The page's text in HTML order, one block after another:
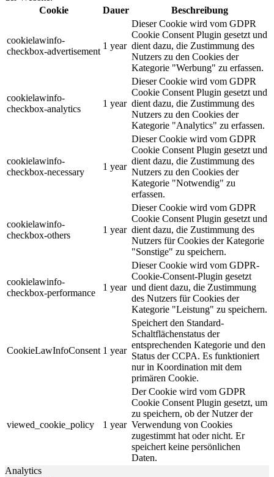
Cookie
Dauer Beschreibung
cookielawinfo-
checkbox-advertisement
1 year
Dieser Cookie wird vom GDPR
Cookie Consent Plugin gesetzt und
dient dazu, die Zustimmung des
Nutzers zu den Cookies der
Kategorie "Werbung" zu erfassen.
cookielawinfo-
checkbox-analytics
1 year
Dieser Cookie wird vom GDPR
Cookie Consent Plugin gesetzt und
dient dazu, die Zustimmung des
Nutzers zu den Cookies der
Kategorie "Analytics" zu erfassen.
cookielawinfo-
checkbox-necessary
1 year
Dieser Cookie wird vom GDPR
Cookie Consent Plugin gesetzt und
dient dazu, die Zustimmung des
Nutzers zu den Cookies der
Kategorie "Notwendig" zu
erfassen.
cookielawinfo-
checkbox-others
1 year
Dieser Cookie wird vom GDPR
Cookie Consent Plugin gesetzt und
dient dazu, die Zustimmung des
Nutzers für Cookies der Kategorie
"Sonstige" zu speichern.
cookielawinfo-
checkbox-performance
1 year
Dieser Cookie wird vom GDPR-
Cookie-Consent-Plugin gesetzt
und dient dazu, die Zustimmung
des Nutzers für Cookies der
Kategorie "Leistung" zu speichern.
CookieLawInfoConsent 1 year
Speichert den Standard-
Schaltflächenstatus der
entsprechenden Kategorie und den
Status der CCPA. Es funktioniert
nur in Koordination mit dem
primären Cookie.
viewed_cookie_policy 1 year
Der Cookie wird vom GDPR
Cookie Consent Plugin gesetzt, um
zu speichern, ob der Nutzer der
Verwendung von Cookies
zugestimmt hat oder nicht. Er
speichert keine persönlichen
Daten.
Analytics